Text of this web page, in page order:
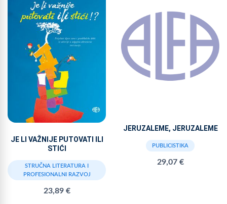
JE LI VAŽNIJE PUTOVATI ILI
STIĆI
STRUČNA LITERATURA I
PROFESIONALNI RAZVOJ
23,89 €
JERUZALEME, JERUZALEME
PUBLICISTIKA
29,07 €